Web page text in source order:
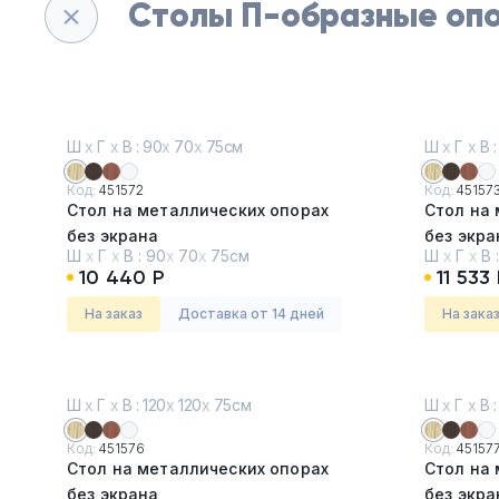
Столы П-образные
Ш х Г х В : 90х 70х 75см
Код: 451572
Стол на металлических опорах
без экрана
Дуб
Ш х Г х В : 90х 70х 75см
10 440 Р
На заказ Доставка от 14 дней
Ш х Г х В
Код: 451573
Стол на
без
Дуб
Ш х Г х В :
11 533
На заказ
Ш х Г х В : 120х 120х 75см
Код: 451576
Стол на металлических опорах
без экрана
Ш х Г х В
Код: 451577
Стол на
без